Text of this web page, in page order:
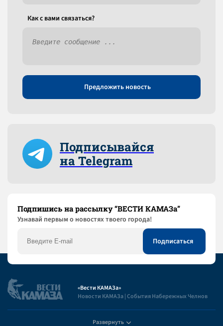
Как c вами связаться?
Предложить новость
Подписывайся
на Telegram
Подпишись на рассылку “ВЕСТИ КАМАЗа”
Узнaвай первым о новостях твоего города!
«Вести КАМАЗа»
Новости КАМАЗа | События Набережных Челнов
Развернуть